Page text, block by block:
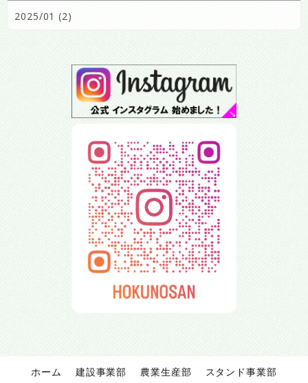
2025/01 (2)
ホーム 建設事業部 農業生産部 スタンド事業部